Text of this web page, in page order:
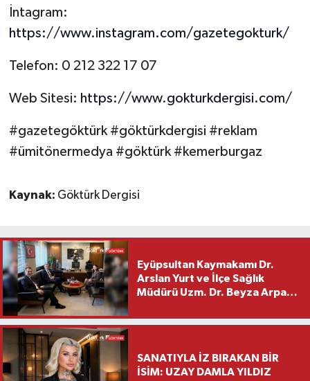
İntagram:
https://www.instagram.com/gazetegokturk/
Telefon: 0 212 322 17 07
Web Sitesi: https://www.gokturkdergisi.com/
#gazetegöktürk #göktürkdergisi #reklam
#ümitönermedya #göktürk #kemerburgaz
Kaynak: Göktürk Dergisi
Eyüpsultan Kaymakamı Dr.
Arslan Yurt ve İlçe Sağlık
Müdürü Uzm. Dr. Beyza Arpacı
Ziyareti
SANATIYLA İZ BIRAKAN BİR
İSİM: UZAY DAMLA YILDIZ